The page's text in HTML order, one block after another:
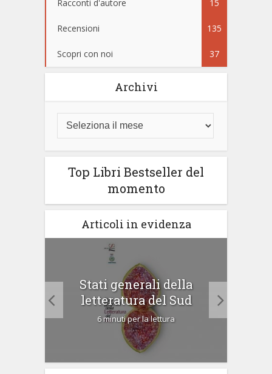
Racconti d'autore 15
Recensioni 135
Scopri con noi 37
Archivi
Top Libri Bestseller del
momento
Articoli in evidenza
Stati generali della
letteratura del Sud
6 minuti per la lettura